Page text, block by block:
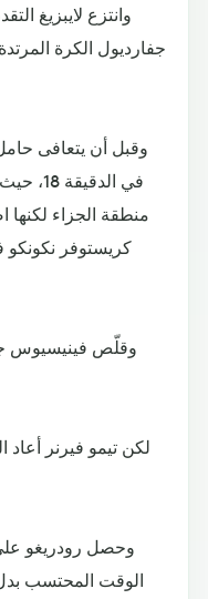
جفارديول الكرة
وقبل أن يتعافى حامل
في
منطقة الجزاء لكنها
كريستوفر نكونكو
وقلّص فينيسيوس
لكن تيمو فيرنر أعاد
وحصل رودريغو
الوقت المحتسب